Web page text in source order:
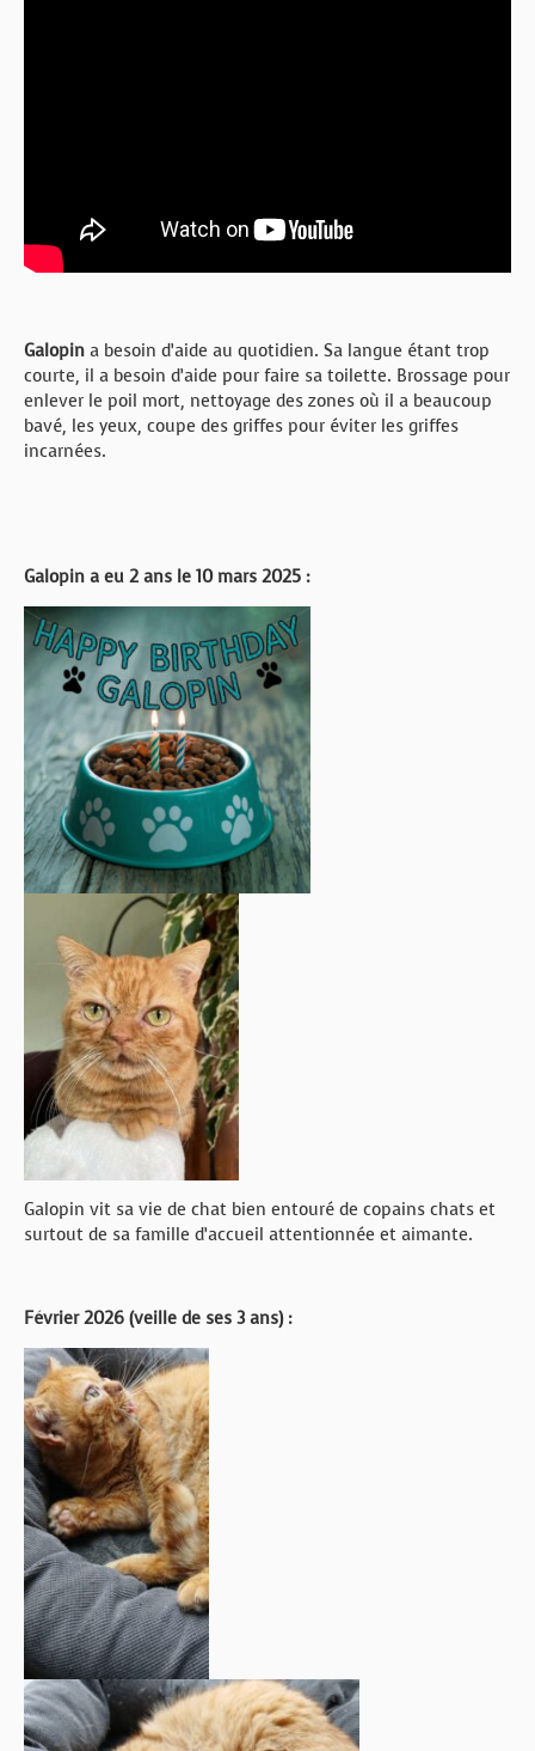
Galopin a besoin d’aide au quotidien. Sa langue étant trop
courte, il a besoin d’aide pour faire sa toilette. Brossage pour
enlever le poil mort, nettoyage des zones où il a beaucoup
bavé, les yeux, coupe des griffes pour éviter les griffes
incarnées.
Galopin a eu 2 ans le 10 mars 2025 :
Galopin vit sa vie de chat bien entouré de copains chats et
surtout de sa famille d’accueil attentionnée et aimante.
Février 2026 (veille de ses 3 ans) :